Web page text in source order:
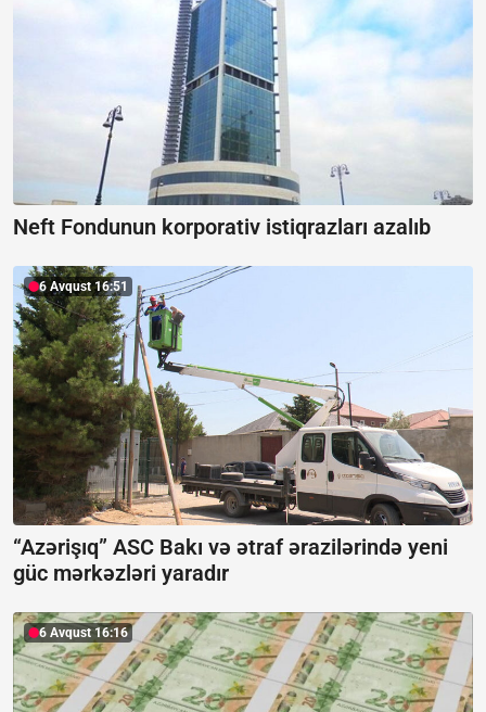
Neft Fondunun korporativ istiqrazları azalıb
6 Avqust 16:51
“Azərişıq” ASC Bakı və ətraf ərazilərində yeni
güc mərkəzləri yaradır
6 Avqust 16:16